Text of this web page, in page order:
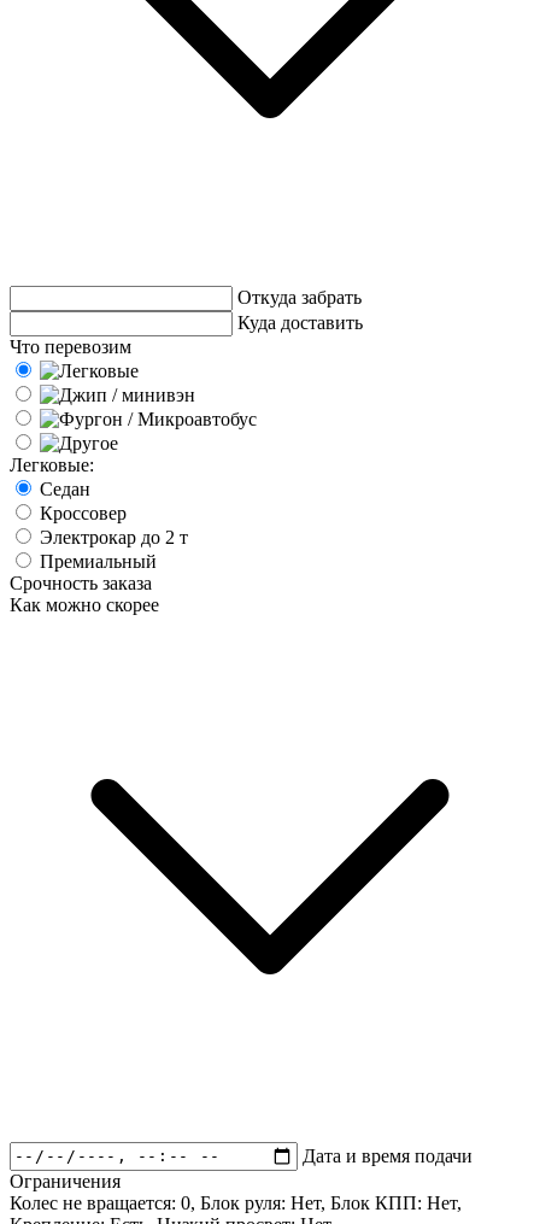
Откуда забрать
Куда доставить
Что перевозим
Легковые:
Седан
Кроссовер
Электрокар до 2 т
Премиальный
Срочность заказа
Как можно скорее
Дата и время подачи
Ограничения
Колес не вращается: 0, Блок руля: Нет, Блок КПП: Нет,